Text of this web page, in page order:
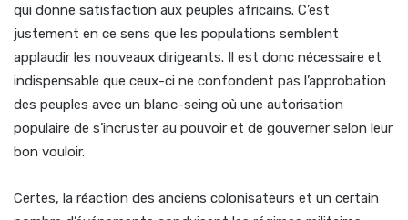
qui donne satisfaction aux peuples africains. C’est
justement en ce sens que les populations semblent
applaudir les nouveaux dirigeants. Il est donc nécessaire et
indispensable que ceux-ci ne confondent pas l’approbation
des peuples avec un blanc-seing où une autorisation
populaire de s’incruster au pouvoir et de gouverner selon leur
bon vouloir.
Certes, la réaction des anciens colonisateurs et un certain